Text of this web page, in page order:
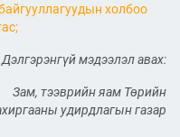
ЖИНХЭНЭ АЛБАН
ШИЛЖҮҮЛЭН
СЭЛГЭН
ТУХАЙ ЗАР
холбоо
Дэлгэрэнгүй мэдээлэл авах:
Зам, тээврийн яам Төрийн
удирдлагын газар